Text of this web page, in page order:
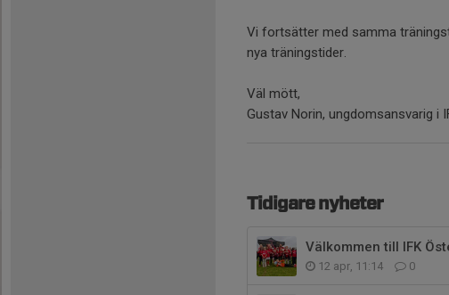
Vi fortsätter med samma
nya träningstider.
Väl mött,
Gustav Norin, ungdomsansvarig i
Tidigare nyheter
Välkommen till IFK
12 apr, 11:14 0